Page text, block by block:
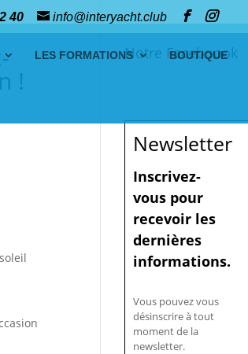
40 info@interyacht.club
LES FORMATIONS BOUTIQUE
!
Notre Faceboook
Newsletter
Inscrivez-
vous pour
recevoir les
dernières
informations.
Vous pouvez vous
désinscrire à tout
moment de la
newsletter.